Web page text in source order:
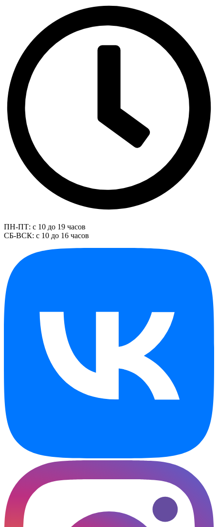
ПН-ПТ: с 10 до 19 часов
СБ-ВСК: с 10 до 16 часов